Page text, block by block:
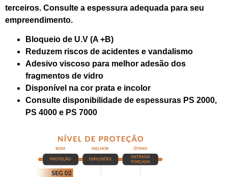
terceiros. Consulte a espessura adequada para seu
empreendimento.
Bloqueio de U.V (A +B)
Reduzem riscos de acidentes e vandalismo
Adesivo viscoso para melhor adesão dos
fragmentos de vidro
Disponível na cor prata e incolor
Consulte disponibilidade de espessuras PS 2000,
PS 4000 e PS 7000